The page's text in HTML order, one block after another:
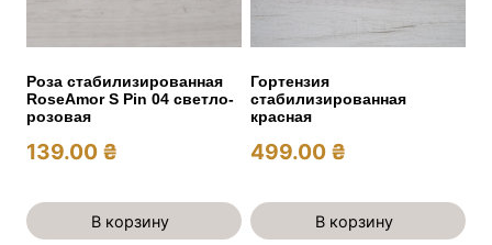
Роза стабилизированная
RoseAmor S Pin 04 светло-
розовая
139.00 ₴
В корзину
Гортензия
стабилизированная
красная
499.00 ₴
В корзину